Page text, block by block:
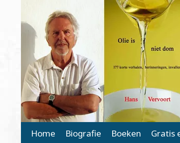
Main Page Navigation
Home Biografie Boeken Gratis